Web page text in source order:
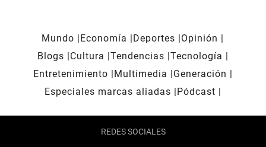
Mundo Economía Deportes
Opinión
Blogs
Cultura Tendencias Tecnología
Entretenimiento
Multimedia
Generación
Especiales marcas aliadas
Pódcast
REDES SOCIALES